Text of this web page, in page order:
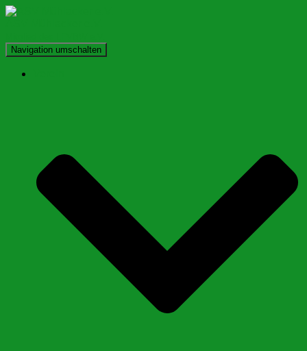
Navigation umschalten